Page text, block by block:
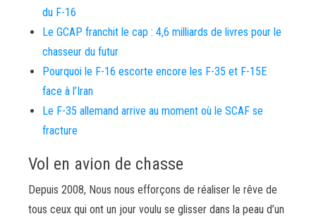
du F-16
Le GCAP franchit le cap : 4,6 milliards de livres pour le
chasseur du futur
Pourquoi le F-16 escorte encore les F-35 et F-15E
face à l’Iran
Le F-35 allemand arrive au moment où le SCAF se
fracture
Vol en avion de chasse
Depuis 2008, Nous nous efforçons de réaliser le rêve de
tous ceux qui ont un jour voulu se glisser dans la peau d’un